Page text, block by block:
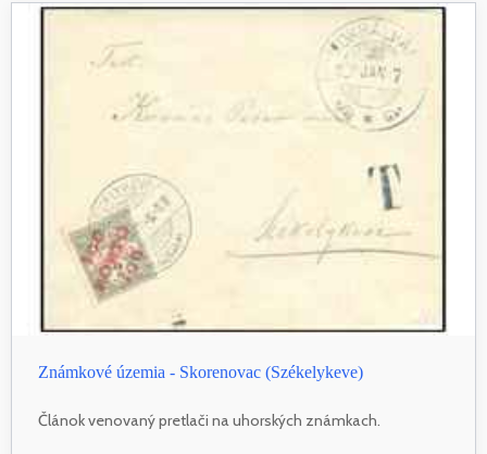
Známkové územia - Skorenovac (Székelykeve)
Článok venovaný pretlači na uhorských známkach.